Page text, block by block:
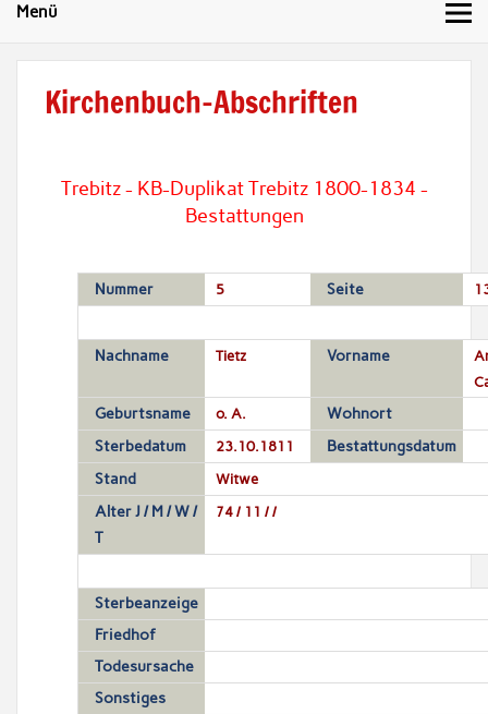
Menü
Kirchenbuch-Abschriften
Trebitz - KB-Duplikat Trebitz 1800-1834 -
Bestattungen
Nummer 5 Seite
Nachname Tietz Vorname
Geburtsname o. A.
Wohnort
Sterbedatum
23.10.1811
Bestattungsdatum
Stand
Witwe
Alter J / M / W /
T
74 / 11 / /
Sterbeanzeige
Friedhof
Todesursache
Sonstiges